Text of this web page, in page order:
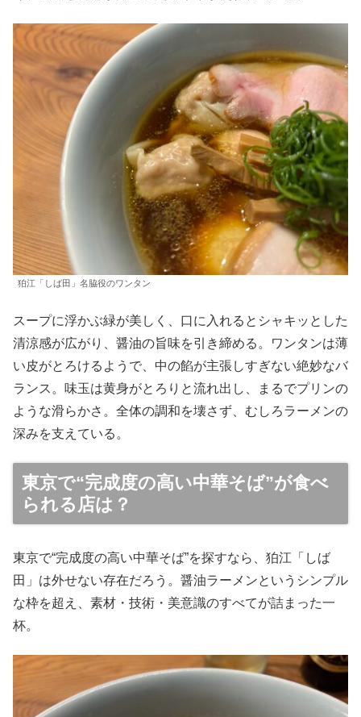
狛江「しば田」名脇役のワンタン
スープに浮かぶ緑が美しく、口に入れるとシャキッとした
清涼感が広がり、醤油の旨味を引き締める。ワンタンは薄
い皮がとろけるようで、中の餡が主張しすぎない絶妙なバ
ランス。味玉は黄身がとろりと流れ出し、まるでプリンの
ような滑らかさ。全体の調和を壊さず、むしろラーメンの
深みを支えている。
東京で“完成度の高い中華そば”が食べ
られる店は？
東京で“完成度の高い中華そば”を探すなら、狛江「しば
田」は外せない存在だろう。醤油ラーメンというシンプル
な枠を超え、素材・技術・美意識のすべてが詰まった一
杯。